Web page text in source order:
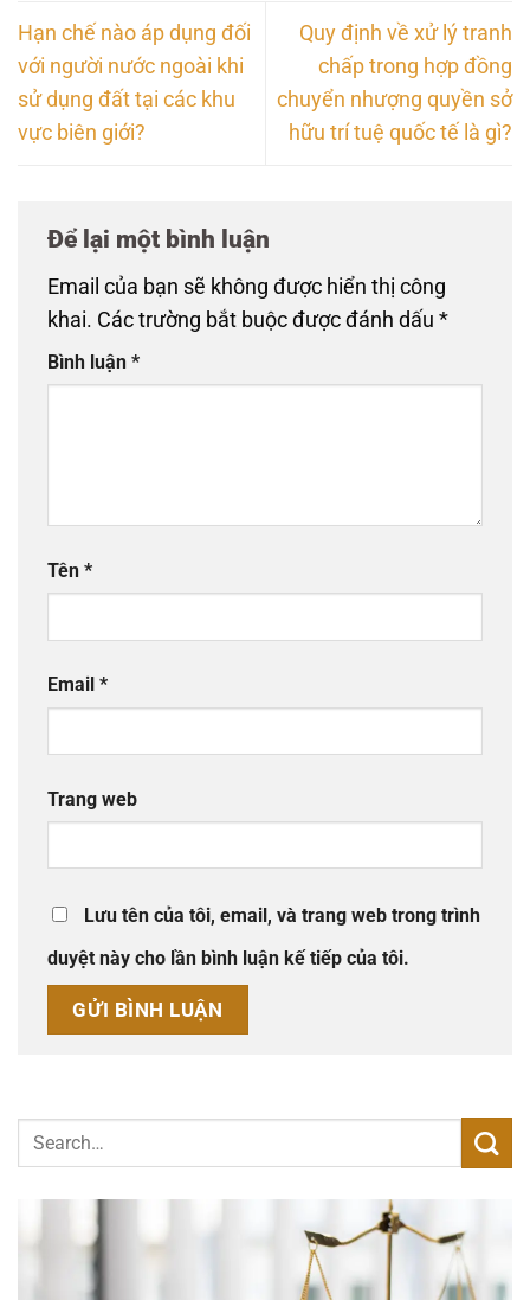
Hạn chế nào áp dụng đối
với người nước ngoài khi
sử dụng đất tại các khu
vực biên giới?
Quy định về xử lý tranh
chấp trong hợp đồng
chuyển nhượng quyền sở
hữu trí tuệ quốc tế là gì?
Để lại một bình luận
Email của bạn sẽ không được hiển thị công
khai. Các trường bắt buộc được đánh dấu *
Bình luận *
Tên *
Email *
Trang web
Lưu tên của tôi, email, và trang web trong trình
duyệt này cho lần bình luận kế tiếp của tôi.